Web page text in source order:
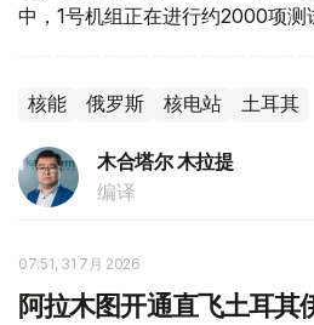
中，1号机组正在进行约2000项测
核能 俄罗斯 核电站 土耳其
木合塔尔 木拉提
编译
07:51, 31 7月 2026
阿拉木图开通直飞土耳其